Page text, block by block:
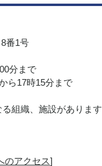
番1号
分まで
ら17時15分まで
組織、施設があります
のアクセス]